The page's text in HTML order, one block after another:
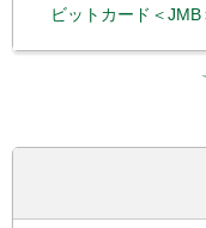
ビットカード＜JMB